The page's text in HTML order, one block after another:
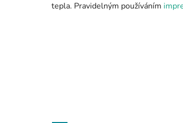
tepla. Pravidelným používáním